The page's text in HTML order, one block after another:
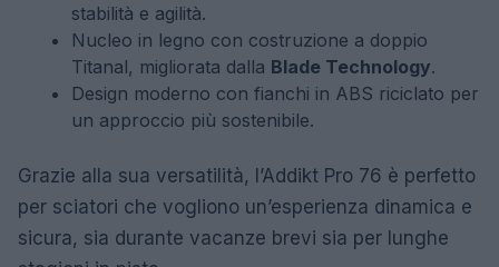
stabilità e agilità.
Nucleo in legno con costruzione a doppio
Titanal, migliorata dalla Blade Technology.
Design moderno con fianchi in ABS riciclato per
un approccio più sostenibile.
Grazie alla sua versatilità, l’Addikt Pro 76 è perfetto
per sciatori che vogliono un’esperienza dinamica e
sicura, sia durante vacanze brevi sia per lunghe